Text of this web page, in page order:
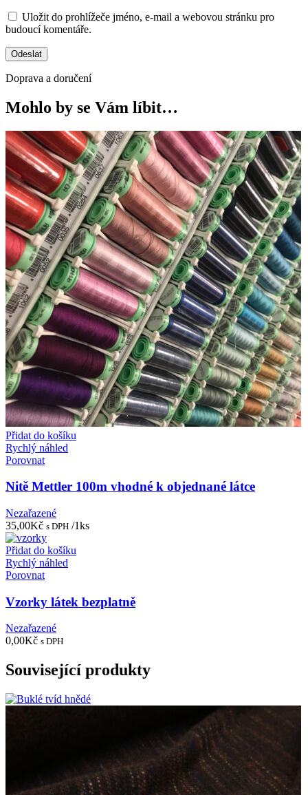
Uložit do prohlížeče jméno, e-mail a webovou stránku pro
budoucí komentáře.
Doprava a doručení
Mohlo by se Vám líbit…
Přidat do košíku
Rychlý náhled
Porovnat
Nitě Mettler 100m vhodné k objednané látce
Nezařazené
35,00Kč s DPH /1ks
Přidat do košíku
Rychlý náhled
Porovnat
Vzorky látek bezplatně
Nezařazené
0,00Kč s DPH
Související produkty